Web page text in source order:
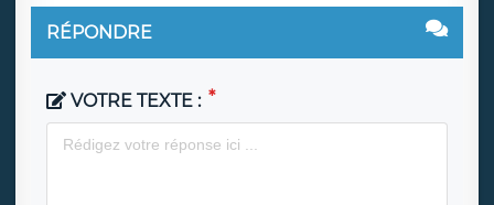
RÉPONDRE
VOTRE TEXTE :